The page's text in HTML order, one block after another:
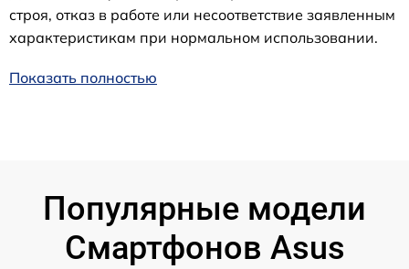
строя, отказ в работе или несоответствие заявленным
характеристикам при нормальном использовании.
Показать полностью
Популярные модели
Смартфонов Asus